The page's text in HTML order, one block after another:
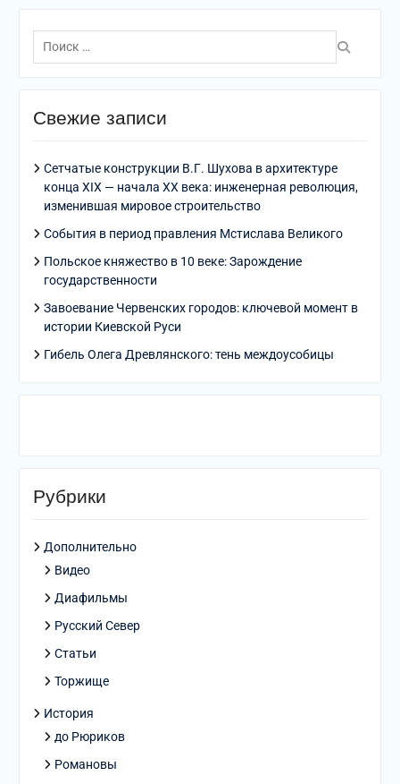
Поиск
по:
Свежие записи
Сетчатые конструкции В.Г. Шухова в архитектуре
конца XIX — начала XX века: инженерная революция,
изменившая мировое строительство
События в период правления Мстислава Великого
Польское княжество в 10 веке: Зарождение
государственности
Завоевание Червенских городов: ключевой момент в
истории Киевской Руси
Гибель Олега Древлянского: тень междоусобицы
Рубрики
Дополнительно
Видео
Диафильмы
Русский Север
Статьи
Торжище
История
до Рюриков
Романовы